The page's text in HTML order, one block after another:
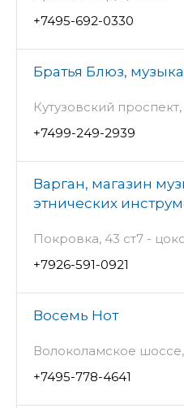
+7495-692-0330
Братья Блюз,
Кутузовский проспект,
+7499-249-2939
Варган, магазин
этнических
Покровка, 43 ст7 -
+7926-591-0921
Восемь Нот
Волоколамское
+7495-778-4641